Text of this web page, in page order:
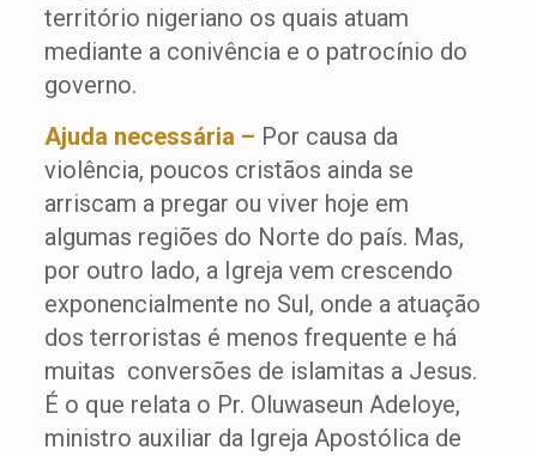
território nigeriano os quais atuam
mediante a conivência e o patrocínio do
governo.
Ajuda necessária – Por causa da
violência, poucos cristãos ainda se
arriscam a pregar ou viver hoje em
algumas regiões do Norte do país. Mas,
por outro lado, a Igreja vem crescendo
exponencialmente no Sul, onde a atuação
dos terroristas é menos frequente e há
muitas conversões de islamitas a Jesus.
É o que relata o Pr. Oluwaseun Adeloye,
ministro auxiliar da Igreja Apostólica de